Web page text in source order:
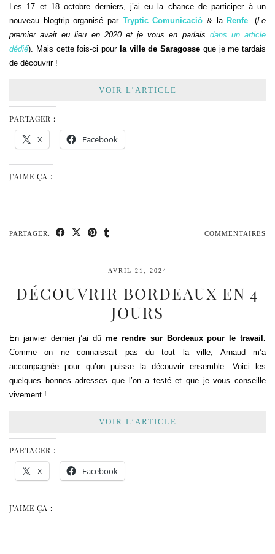
Les 17 et 18 octobre derniers, j’ai eu la chance de participer à un
nouveau blogtrip organisé par Tryptic Comunicació & la Renfe . (Le
premier avait eu lieu en 2020 et je vous en parlais dans un article
dédié). Mais cette fois-ci pour la ville de Saragosse que je me tardais
de découvrir !
VOIR L’ARTICLE
PARTAGER :
X Facebook
J’AIME ÇA :
PARTAGER: COMMENTAIRES
AVRIL 21, 2024
DÉCOUVRIR BORDEAUX EN 4
JOURS
En janvier dernier j’ai dûme rendre sur Bordeaux pour le travail.
Comme on ne connaissait pas du tout la ville, Arnaud m’a
accompagnée pour qu’on puisse la découvrir ensemble. Voici les
quelques bonnes adresses que l’on a testé et que je vous conseille
vivement !
VOIR L’ARTICLE
PARTAGER :
X Facebook
J’AIME ÇA :